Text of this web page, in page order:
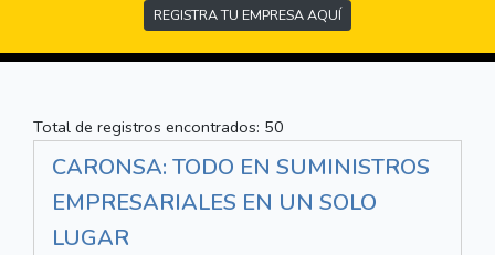
REGISTRA TU EMPRESA AQUÍ
Total de registros encontrados: 50
CARONSA: TODO EN SUMINISTROS
EMPRESARIALES EN UN SOLO
LUGAR